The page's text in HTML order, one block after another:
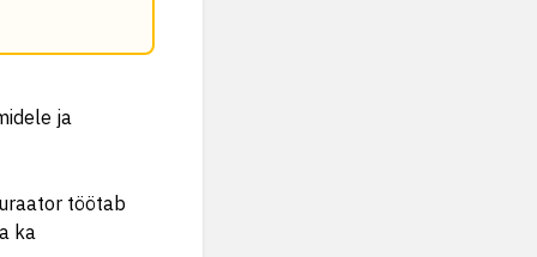
ja
töötab
ka